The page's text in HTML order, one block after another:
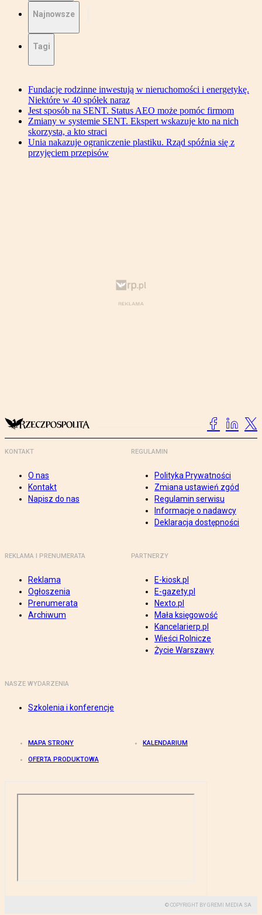
Najnowsze
Tagi
Fundacje rodzinne inwestują w nieruchomości i energetykę.
Niektóre w 40 spółek naraz
Jest sposób na SENT. Status AEO może pomóc firmom
Zmiany w systemie SENT. Ekspert wskazuje kto na nich
skorzysta, a kto straci
Unia nakazuje ograniczenie plastiku. Rząd spóźnia się z
przyjęciem przepisów
KONTAKT
O nas
Kontakt
Napisz do nas
REGULAMIN
Polityka Prywatności
Zmiana ustawień zgód
Regulamin serwisu
Informacje o nadawcy
Deklaracja dostępności
REKLAMA I PRENUMERATA
Reklama
Ogłoszenia
Prenumerata
Archiwum
PARTNERZY
E-kiosk.pl
E-gazety.pl
Nexto.pl
Mała księgowość
Kancelarierp.pl
Wieści Rolnicze
Życie Warszawy
NASZE WYDARZENIA
Szkolenia i konferencje
MAPA STRONY KALENDARIUM
OFERTA PRODUKTOWA
© COPYRIGHT BY GREMI MEDIA SA